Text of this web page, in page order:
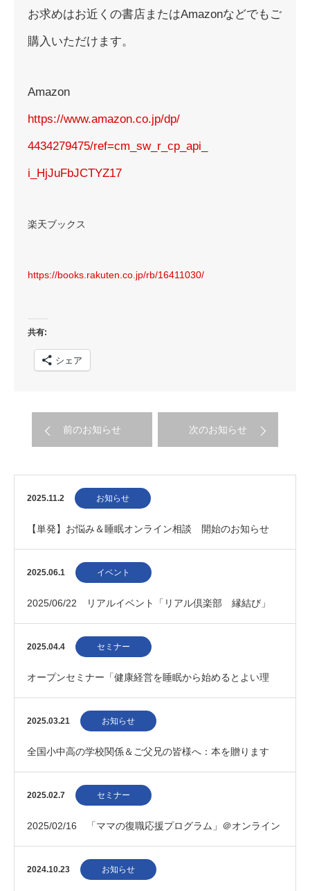
お求めはお近くの書店またはAmazonなどでもご
購入いただけます。
Amazon
https://www.amazon.co.jp/dp/
4434279475/ref=cm_sw_r_cp_api_
i_HjJuFbJCTYZ17
楽天ブックス
https://books.rakuten.co.jp/rb/16411030/
共有:
シェア
前のお知らせ 次のお知らせ
2025.11.2 お知らせ
【単発】お悩み＆睡眠オンライン相談 開始のお知らせ
2025.06.1 イベント
2025/06/22 リアルイベント「リアル倶楽部 縁結び」
2025.04.4 セミナー
オープンセミナー「健康経営を睡眠から始めるとよい理
由」
2025.03.21 お知らせ
全国小中高の学校関係＆ご父兄の皆様へ：本を贈ります
2025.02.7 セミナー
2025/02/16 「ママの復職応援プログラム」＠オンライン
2024.10.23 お知らせ